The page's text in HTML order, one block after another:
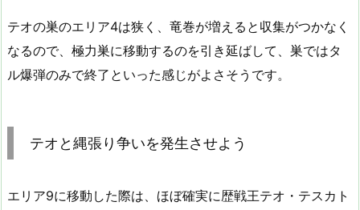
テオの巣のエリア4は狭く、竜巻が増えると収集がつかなく
なるので、極力巣に移動するのを引き延ばして、巣ではタ
ル爆弾のみで終了といった感じがよさそうです。
テオと縄張り争いを発生させよう
エリア9に移動した際は、ほぼ確実に歴戦王テオ・テスカト